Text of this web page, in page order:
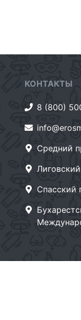
КОНТАКТЫ
8 (800)
Средний
Спасский